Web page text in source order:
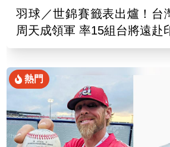
羽球／世錦賽籤表出爐！台
周天成領軍 率15組台將
熱門